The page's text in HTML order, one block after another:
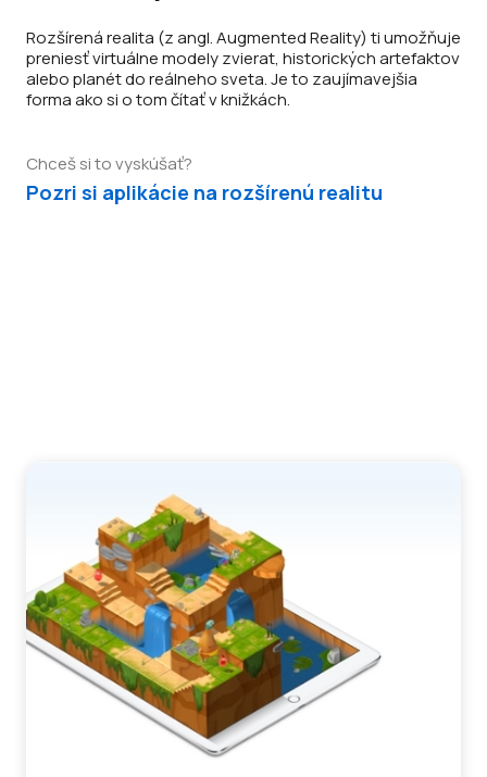
Rozšírená realita (z angl. Augmented Reality) ti umožňuje
preniesť virtuálne modely zvierat, historických artefaktov
alebo planét do reálneho sveta. Je to zaujímavejšia
forma ako si o tom čítať v knižkách.
Chceš si to vyskúšať?
Pozri si aplikácie na rozšírenú realitu